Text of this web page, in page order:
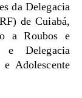
da Delegacia
de Cuiabá,
a Roubos e
e Delegacia
Adolescente